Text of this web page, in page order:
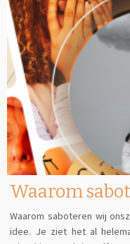
Waarom
Waarom saboteren wij
idee. Je ziet het al